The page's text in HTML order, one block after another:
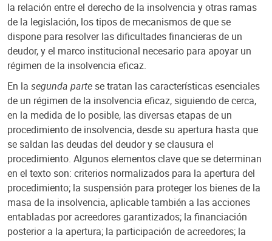
la relación entre el derecho de la insolvencia y otras ramas
de la legislación, los tipos de mecanismos de que se
dispone para resolver las dificultades financieras de un
deudor, y el marco institucional necesario para apoyar un
régimen de la insolvencia eficaz.
En la segunda parte se tratan las características esenciales
de un régimen de la insolvencia eficaz, siguiendo de cerca,
en la medida de lo posible, las diversas etapas de un
procedimiento de insolvencia, desde su apertura hasta que
se saldan las deudas del deudor y se clausura el
procedimiento. Algunos elementos clave que se determinan
en el texto son: criterios normalizados para la apertura del
procedimiento; la suspensión para proteger los bienes de la
masa de la insolvencia, aplicable también a las acciones
entabladas por acreedores garantizados; la financiación
posterior a la apertura; la participación de acreedores; la